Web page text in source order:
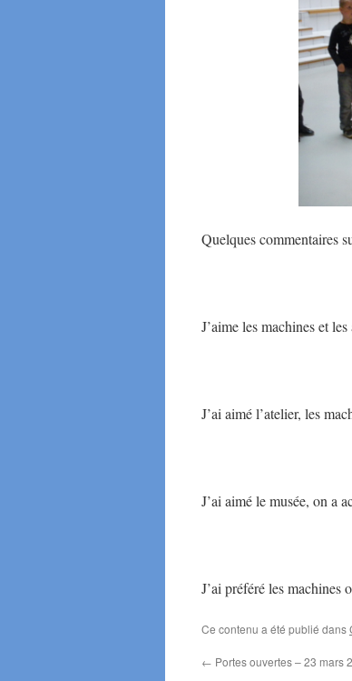
Quelques commentaires
J’aime les machines et
J’ai aimé l’atelier, les
J’ai aimé le musée, on a
J’ai préféré les
Ce contenu a été publié dans
← Portes ouvertes – 23 mars